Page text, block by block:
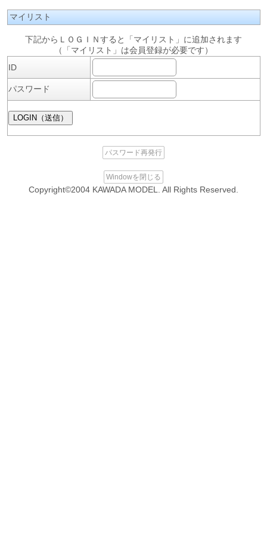
マイリスト
下記からＬＯＧＩＮすると「マイリスト」に追加されます
（「マイリスト」は会員登録が必要です）
ID
パスワード
パスワード再発行
Windowを閉じる
Copyright©2004 KAWADA MODEL. All Rights Reserved.